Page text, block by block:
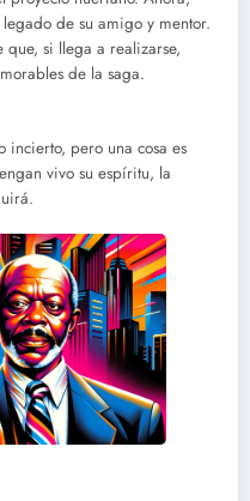
de su amigo y mentor.
si llega a realizarse,
de la saga.
incierto, pero una cosa es
vivo su espíritu, la